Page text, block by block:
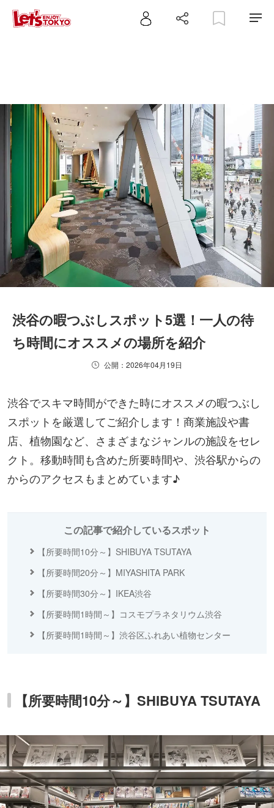
渋谷の暇つぶしスポット5選！一人の待
ち時間にオススメの場所を紹介
公開：2026年04月19日
渋谷でスキマ時間ができた時にオススメの暇つぶし
スポットを厳選してご紹介します！商業施設や書
店、植物園など、さまざまなジャンルの施設をセレ
クト。移動時間も含めた所要時間や、渋谷駅からの
からのアクセスもまとめています♪
この記事で紹介しているスポット
【所要時間10分～】SHIBUYA TSUTAYA
【所要時間20分～】MIYASHITA PARK
【所要時間30分～】IKEA渋谷
【所要時間1時間～】コスモプラネタリウム渋谷
【所要時間1時間～】渋谷区ふれあい植物センター
【所要時間10分～】SHIBUYA TSUTAYA